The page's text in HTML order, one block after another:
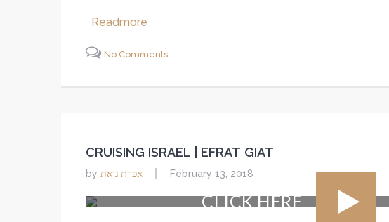
Readmore
No Comments
CRUISING ISRAEL | EFRAT GIAT
by אפרת גיאת February 13, 2018
CLICK HERE